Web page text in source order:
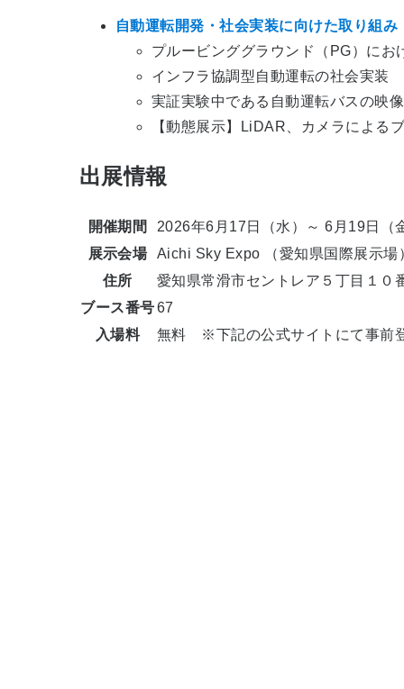
自動運転開発・社会実装に向けた取り組み
プルービンググラウンド（PG）にお
インフラ協調型自動運転の社会実装
実証実験中である自動運転バスの映
【動態展示】LiDAR、カメラによる
出展情報
開催期間
2026年6月17日（水）～ 6月19日（
展示会場
Aichi Sky Expo （愛知県国際展示場
住所
愛知県常滑市セントレア５丁目１０
ブース番号67
入場料
無料 ※下記の公式サイトにて事前